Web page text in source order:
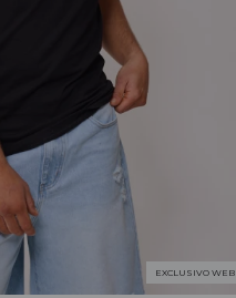
EXCLUSIVO WEB